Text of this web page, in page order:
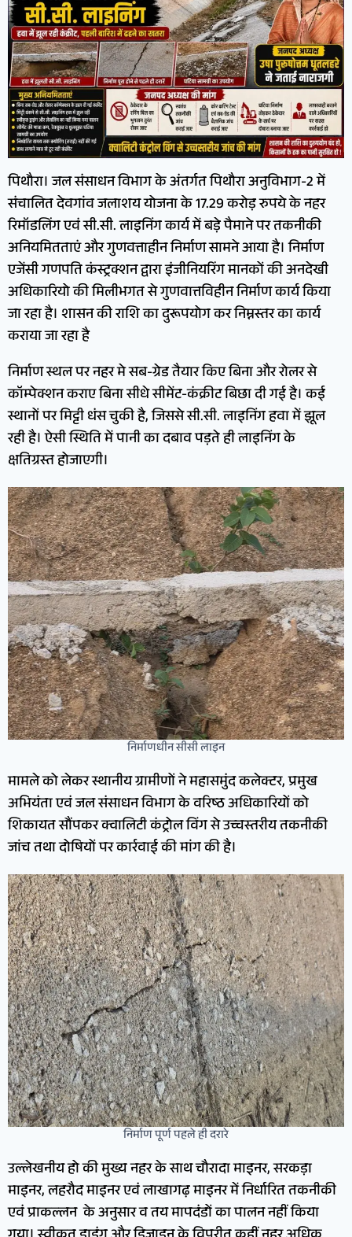
पिथौरा। जल संसाधन विभाग के अंतर्गत पिथौरा अनुविभाग-2 में
संचालित देवगांव जलाशय योजना के 17.29 करोड़ रुपये के नहर
रिमॉडलिंग एवं सी.सी. लाइनिंग कार्य में बड़े पैमाने पर तकनीकी
अनियमितताएं और गुणवत्ताहीन निर्माण सामने आया है। निर्माण
एजेंसी गणपति कंस्ट्रक्शन द्वारा इंजीनियरिंग मानकों की अनदेखी
अधिकारियो की मिलीभगत से गुणवात्तविहीन निर्माण कार्य किया
जा रहा है। शासन की राशि का दुरूपयोग कर निम्नस्तर का कार्य
कराया जा रहा है
निर्माण स्थल पर नहर मे सब-ग्रेड तैयार किए बिना और रोलर से
कॉम्पेक्शन कराए बिना सीधे सीमेंट-कंक्रीट बिछा दी गई है। कई
स्थानों पर मिट्टी धंस चुकी है, जिससे सी.सी. लाइनिंग हवा में झूल
रही है। ऐसी स्थिति में पानी का दबाव पड़ते ही लाइनिंग के
क्षतिग्रस्त होजाएगी।
निर्माणधीन सीसी लाइन
मामले को लेकर स्थानीय ग्रामीणों ने महासमुंद कलेक्टर, प्रमुख
अभियंता एवं जल संसाधन विभाग के वरिष्ठ अधिकारियों को
शिकायत सौंपकर क्वालिटी कंट्रोल विंग से उच्चस्तरीय तकनीकी
जांच तथा दोषियों पर कार्रवाई की मांग की है।
निर्माण पूर्ण पहले ही दरारे
उल्लेखनीय हो की मुख्य नहर के साथ चौरादा माइनर, सरकड़ा
माइनर, लहरौद माइनर एवं लाखागढ़ माइनर में निर्धारित तकनीकी
एवं प्राकल्लन के अनुसार व तय मापदंडों का पालन नहीं किया